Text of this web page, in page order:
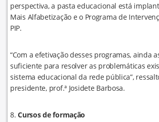
perspectiva, a pasta educacional está
Mais Alfabetização e o Programa de
PIP.
“Com a efetivação desses programas, ainda
suficiente para resolver as problemáticas
sistema educacional da rede pública”,
presidente, prof.ª Josidete Barbosa.
8.Cursos de formação